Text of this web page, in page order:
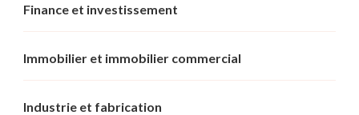
Finance et investissement
Immobilier et immobilier commercial
Industrie et fabrication